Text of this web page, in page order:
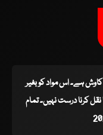
کاوش ہے۔ اس مواد کو بغیر
کرنا درست نہیں۔ تمام